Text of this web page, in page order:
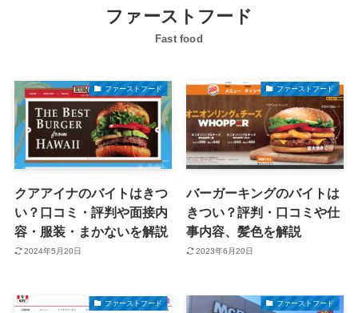
ファーストフード
Fast food
ファーストフード
クアアイナのバイトはきつ
い？口コミ・評判や面接内
容・服装・まかないを解説
2024年5月20日
ファーストフード
バーガーキングのバイトは
きつい？評判・口コミや仕
事内容、髪色を解説
2023年6月20日
ファーストフード ファーストフード